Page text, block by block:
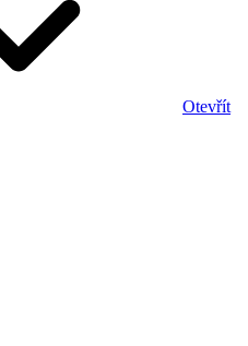
Otevřít